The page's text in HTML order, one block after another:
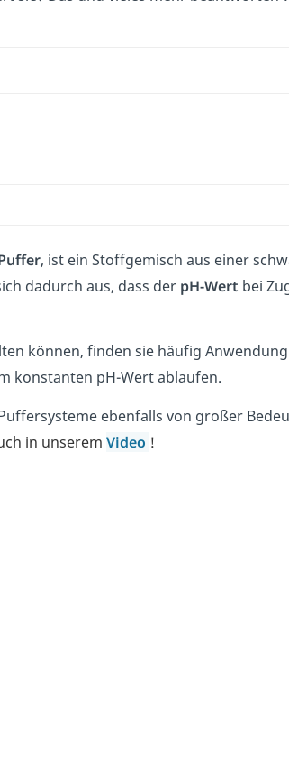
, ist ein Stoffgemisch aus einer
dadurch aus, dass der pH-Wert bei
können, finden sie häufig
konstanten pH-Wert ablaufen.
ebenfalls von großer
in unserem Video !